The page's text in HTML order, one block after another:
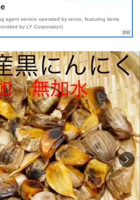
agent service operated by tenso, featuring items
by LY Corporation)